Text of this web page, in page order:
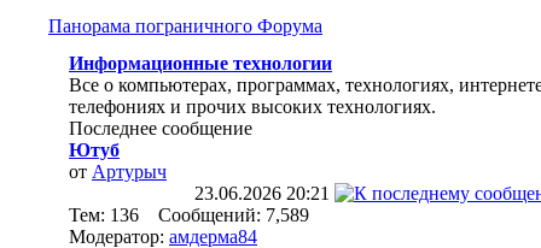
Панорама пограничного Форума
Информационные технологии
Все о компьютерах, программах, технологиях,
телефониях и прочих высоких технологиях.
Последнее сообщение
Ютуб
от Артурыч
23.06.2026 20:21
Тем: 136 Сообщений: 7,589
Модератор: амдерма84